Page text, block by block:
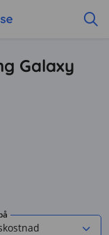
Galaxy